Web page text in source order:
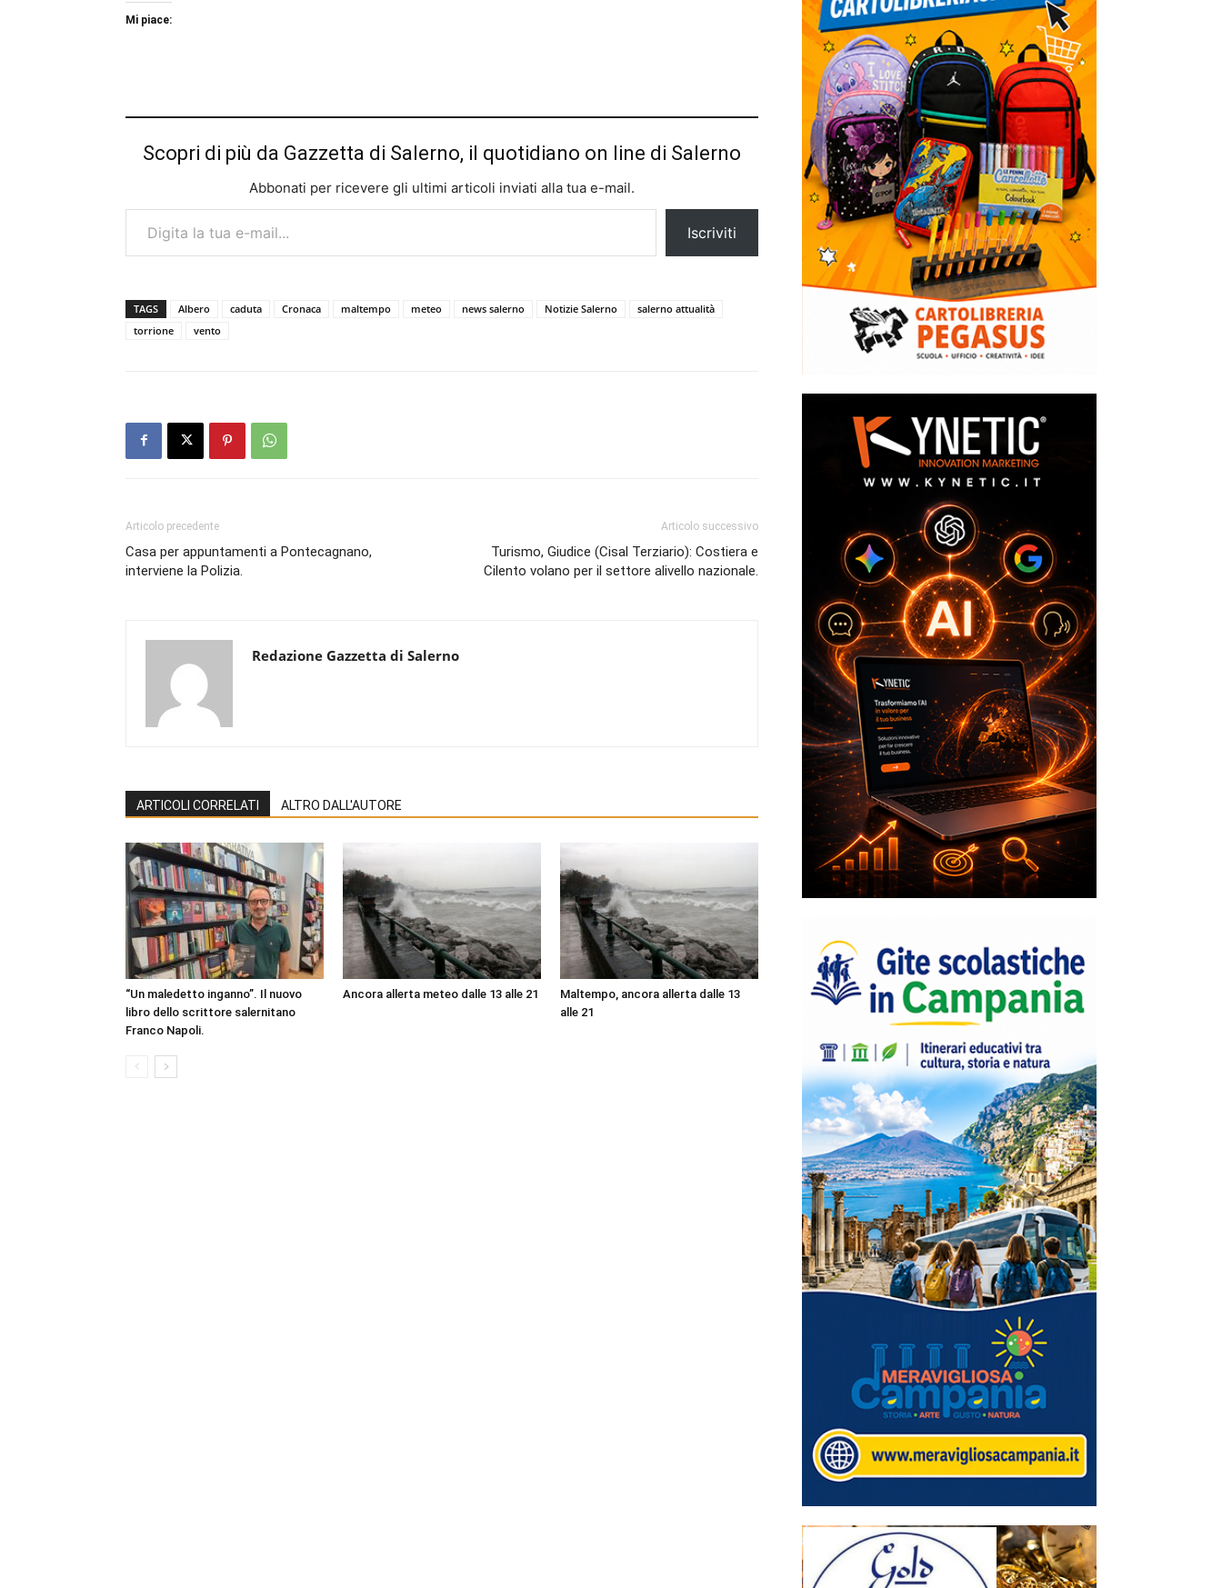
Mi piace:
Scopri di più da Gazzetta di Salerno, il quotidiano on line di Salerno
Abbonati per ricevere gli ultimi articoli inviati alla tua e-mail.
Digita la tua e-mail...
Iscriviti
TAGS Albero caduta Cronaca maltempo meteo news salerno Notizie Salerno
salerno attualità
torrione
vento
Articolo precedente
Casa per appuntamenti a Pontecagnano,
interviene la Polizia.
Articolo successivo
Turismo, Giudice (Cisal Terziario): Costiera e
Cilento volano per il settore alivello nazionale.
Redazione Gazzetta di Salerno
ARTICOLI CORRELATI ALTRO DALL'AUTORE
“Un maledetto inganno”. Il nuovo
libro dello scrittore salernitano
Franco Napoli.
Ancora allerta meteo dalle 13 alle 21
Maltempo, ancora allerta dalle 13
alle 21